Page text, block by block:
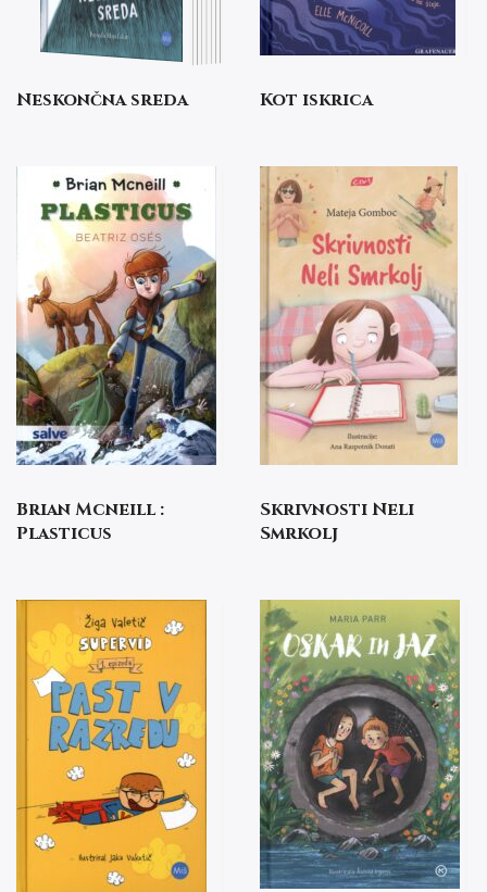
Neskončna sreda Kot iskrica
Brian Mcneill :
Plasticus
Skrivnosti Neli
Smrkolj